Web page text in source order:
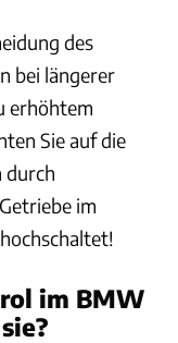
im BMW X1?
oder R im BMW X1
Reinigung des
des
bei längerer
erhöhtem
Sie auf die
durch
im
im BMW